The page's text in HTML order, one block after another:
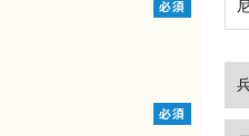
必須
必須